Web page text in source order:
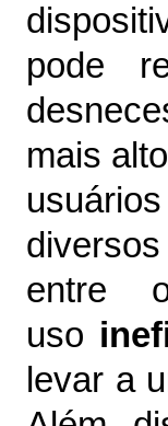
pode
mais
entre
uso
levar a